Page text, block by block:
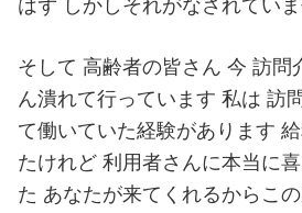
はず しかしそれがなされてい
そして 高齢者の皆さん 今 訪問
ん潰れて行っています 私は 訪
て働いていた経験があります
たけれど 利用者さんに本当に
た あなたが来てくれるからこ